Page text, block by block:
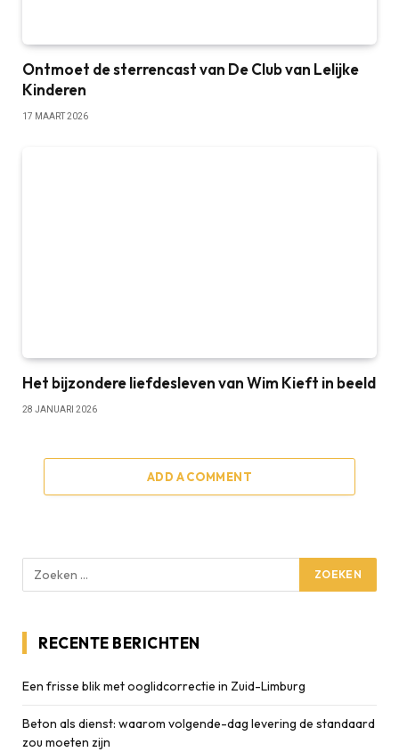
Ontmoet de sterrencast van De Club van Lelijke
Kinderen
17 MAART 2026
Het bijzondere liefdesleven van Wim Kieft in beeld
28 JANUARI 2026
ADD A COMMENT
RECENTE BERICHTEN
Een frisse blik met ooglidcorrectie in Zuid-Limburg
Beton als dienst: waarom volgende-dag levering de standaard
zou moeten zijn